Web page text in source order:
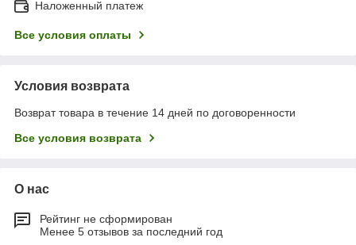
Наложенный платеж
Все условия оплаты
Условия возврата
Возврат товара в течение 14 дней по договоренности
Все условия возврата
О нас
Рейтинг не сформирован
Менее 5 отзывов за последний год